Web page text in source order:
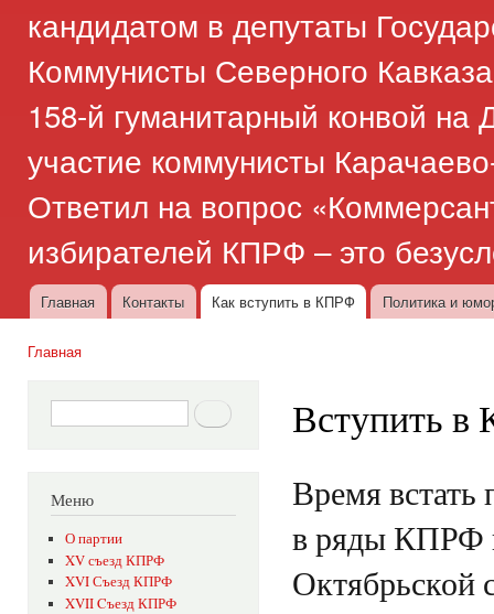
кандидатом в депутаты
Коммунисты Северного
158-й гуманитарный конвой на
участие коммунисты
Ответил на вопрос
избирателей КПРФ – это
Главное меню
Главная Контакты Как вступить в КПРФ Политика и
Главная
Форма поиска Поиск
Меню
О партии
XV съезд КПРФ
XVI Съезд КПРФ
XVII Cъезд КПРФ
Вступить
Время
в ряды КПРФ
Октябрьской